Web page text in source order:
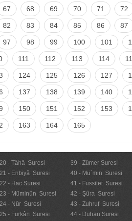
67 68 69 70 71 72
82 83 84 85 86 87
97 98 99 100 101
111 112 113 114
124 125 126 127
137 138 139 140
150 151 152 153
163 164 165
20 - Tâhâ Suresi
21 - Enbiyâ Suresi
22 - Hac Suresi
23 - Müminûn Suresi
24 - Nûr Suresi
25 - Furkân Suresi
39 - Zümer Suresi
40 - Mü`min Suresi
41 - Fussilet Suresi
42 - Şûra Suresi
43 - Zuhruf Suresi
44 - Duhan Suresi